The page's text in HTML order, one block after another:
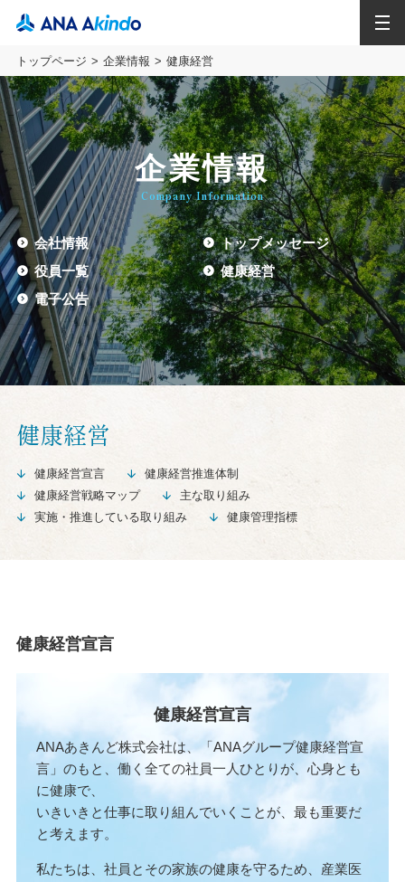
トップページ 企業情報 健康経営
企業情報
Company Information
会社情報
トップメッセージ
役員一覧
健康経営
電子公告
健康経営
健康経営宣言
健康経営推進体制
健康経営戦略マップ
主な取り組み
実施・推進している取り組み
健康管理指標
健康経営宣言
健康経営宣言
ANAあきんど株式会社は、「ANAグループ健康経営宣
言」のもと、働く全ての社員一人ひとりが、心身とも
に健康で、
いきいきと仕事に取り組んでいくことが、最も重要だ
と考えます。
私たちは、社員とその家族の健康を守るため、産業医